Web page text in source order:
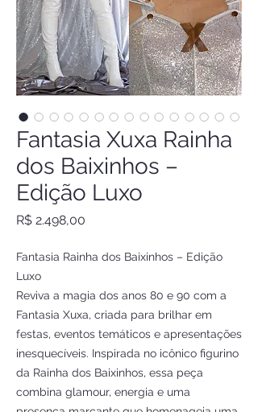
Fantasia Xuxa Rainha
dos Baixinhos –
Edição Luxo
R$ 2.498,00
Fantasia Rainha dos Baixinhos – Edição
Luxo
Reviva a magia dos anos 80 e 90 com a
Fantasia Xuxa, criada para brilhar em
festas, eventos temáticos e apresentações
inesquecíveis. Inspirada no icônico figurino
da Rainha dos Baixinhos, essa peça
combina glamour, energia e uma